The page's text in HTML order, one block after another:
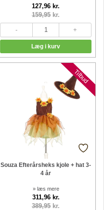
127,96 kr.
159,95 kr.
Souza Efterårsheks kjole + hat 3-
4 år
» læs mere
311,96 kr.
389,95 kr.
Tilbud